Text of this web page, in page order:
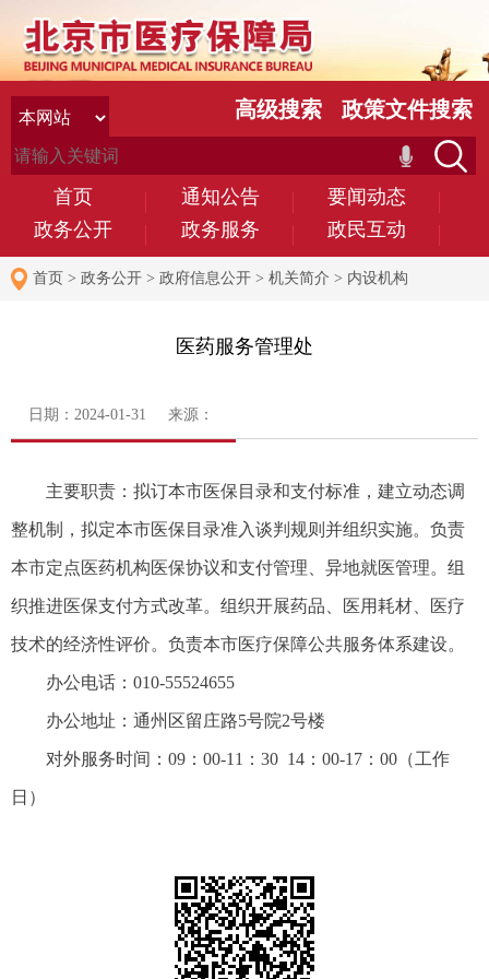
首页 通知公告
要闻动态
政务公开
政务服务 政民互动
高级搜索 政策文件搜索
首页 > 政务公开 > 政府信息公开 > 机关简介 > 内设机构
医药服务管理处
日期：2024-01-31 来源：
主要职责：拟订本市医保目录和支付标准，建立动态调
整机制，拟定本市医保目录准入谈判规则并组织实施。负责
本市定点医药机构医保协议和支付管理、异地就医管理。组
织推进医保支付方式改革。组织开展药品、医用耗材、医疗
技术的经济性评价。负责本市医疗保障公共服务体系建设。
办公电话：010-55524655
办公地址：通州区留庄路5号院2号楼
对外服务时间： 09：00-11：30 14：00-17：00 （工作
日 ）